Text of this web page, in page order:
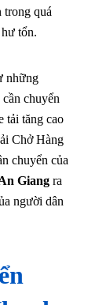
trong quá
tổn.
những
chuyển
tải tăng cao
Chở Hàng
chuyển của
Giang ra
người dân